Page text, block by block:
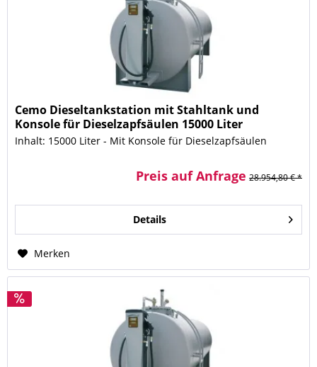
Cemo Dieseltankstation mit Stahltank und
Konsole für Dieselzapfsäulen 15000 Liter
Inhalt: 15000 Liter - Mit Konsole für Dieselzapfsäulen
Preis auf Anfrage 28.954,80 € *
Details
Merken